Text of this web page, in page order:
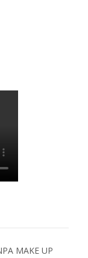
MAKE UP